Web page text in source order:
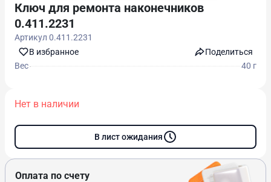
Ключ для ремонта наконечников
0.411.2231
Артикул 0.411.2231
В избранноe
Поделиться
Вес
40 г
Нет в наличии
В лист ожидания
Оплата по счету